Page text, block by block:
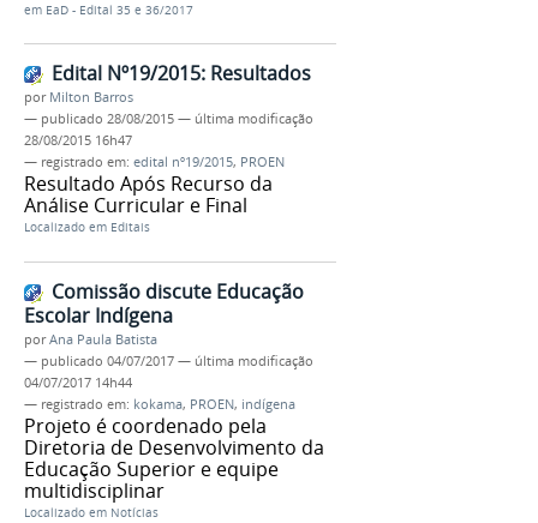
em EaD - Edital 35 e 36/2017
Edital Nº19/2015: Resultados
por Milton Barros
— publicado 28/08/2015 — última modificação
28/08/2015 16h47
— registrado em: edital nº19/2015, PROEN
Resultado Após Recurso da
Análise Curricular e Final
Localizado em Editais
Comissão discute Educação
Escolar Indígena
porAna Paula Batista
— publicado 04/07/2017 — última modificação
04/07/2017 14h44
— registrado em: kokama, PROEN, indígena
Projeto é coordenado pela
Diretoria de Desenvolvimento da
Educação Superior e equipe
multidisciplinar
Localizado em Notícias